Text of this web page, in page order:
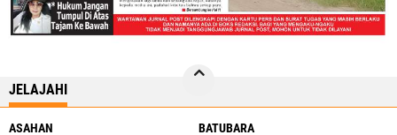
JELAJAHI
ASAHAN BATUBARA